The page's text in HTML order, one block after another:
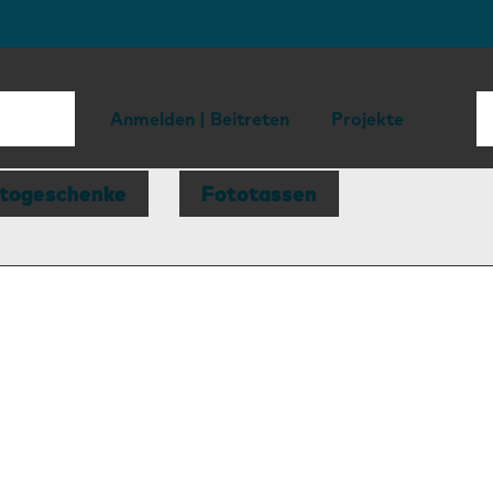
Anmelden | Beitreten Projekte
Fototassen